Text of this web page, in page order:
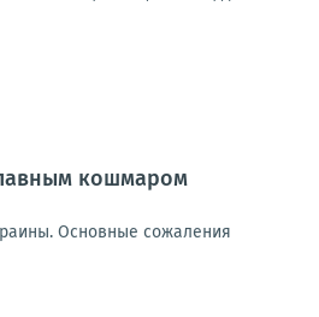
кошмаром
Основные сожаления